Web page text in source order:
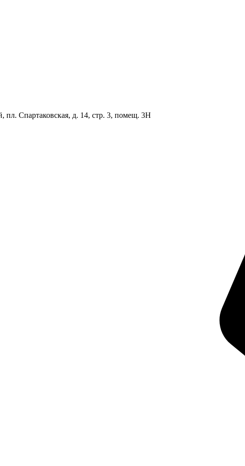
Спартаковская, д. 14, стр. 3, помещ. 3Н